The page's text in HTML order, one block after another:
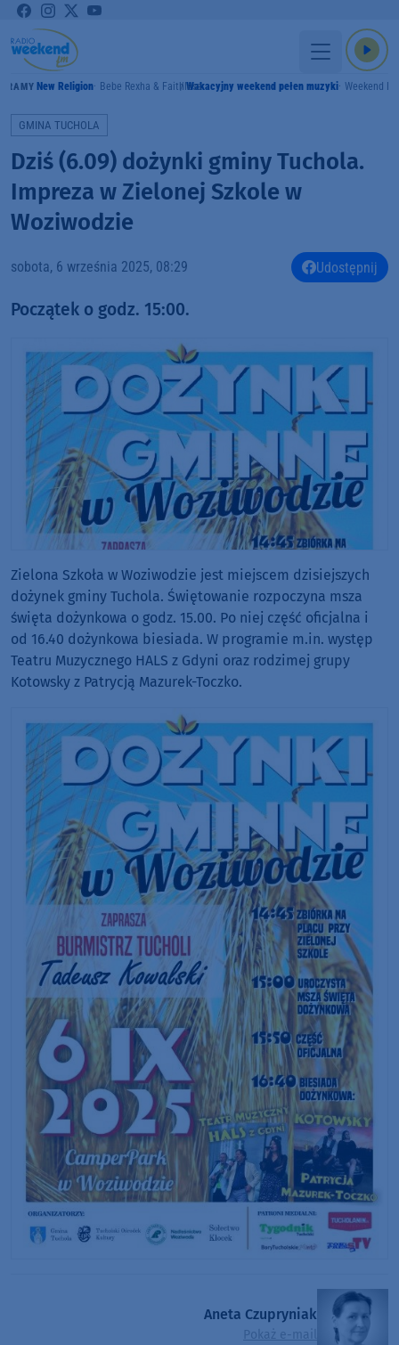
GRAMY New Religion Bebe Rexha & FaithlessWakacyjny weekend pełen muzyki Weekend FM
GMINA TUCHOLA
Dziś (6.09) dożynki gminy Tuchola.
Impreza w Zielonej Szkole w
Woziwodzie
sobota, 6 września 2025, 08:29 Udostępnij
Początek o godz. 15:00.
Zielona Szkoła w Woziwodzie jest miejscem dzisiejszych
dożynek gminy Tuchola. Świętowanie rozpoczyna msza
święta dożynkowa o godz. 15.00. Po niej część oficjalna i
od 16.40 dożynkowa biesiada. W programie m.in. występ
Teatru Muzycznego HALS z Gdyni oraz rodzimej grupy
Kotowsky z Patrycją Mazurek-Toczko.
Aneta Czupryniak
Pokaż e-mail